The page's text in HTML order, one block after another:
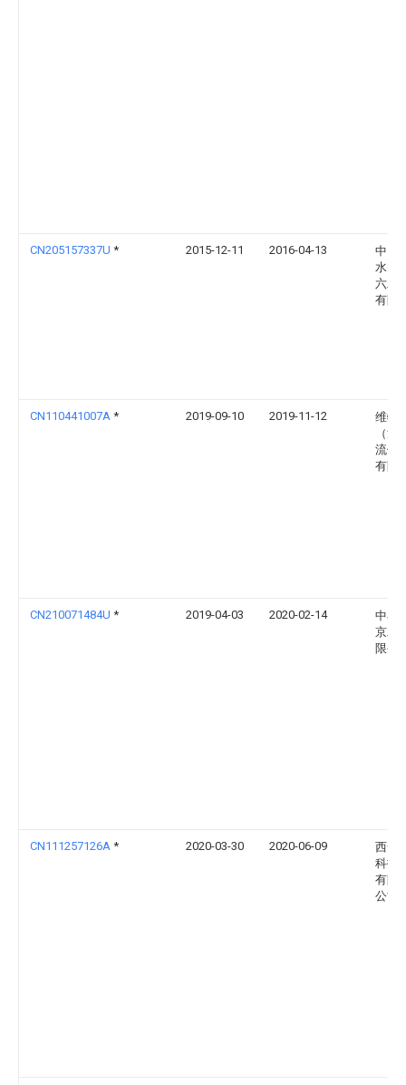
CN205157337U * 2015-12-11 2016-04-13
中国
水电
六工
有限
CN110441007A * 2019-09-10 2019-11-12
维特
（深
流体
有限
CN210071484U * 2019-04-03 2020-02-14
中石
京工
限公
CN111257126A * 2020-03-30 2020-06-09
西安
科技
有限
公司